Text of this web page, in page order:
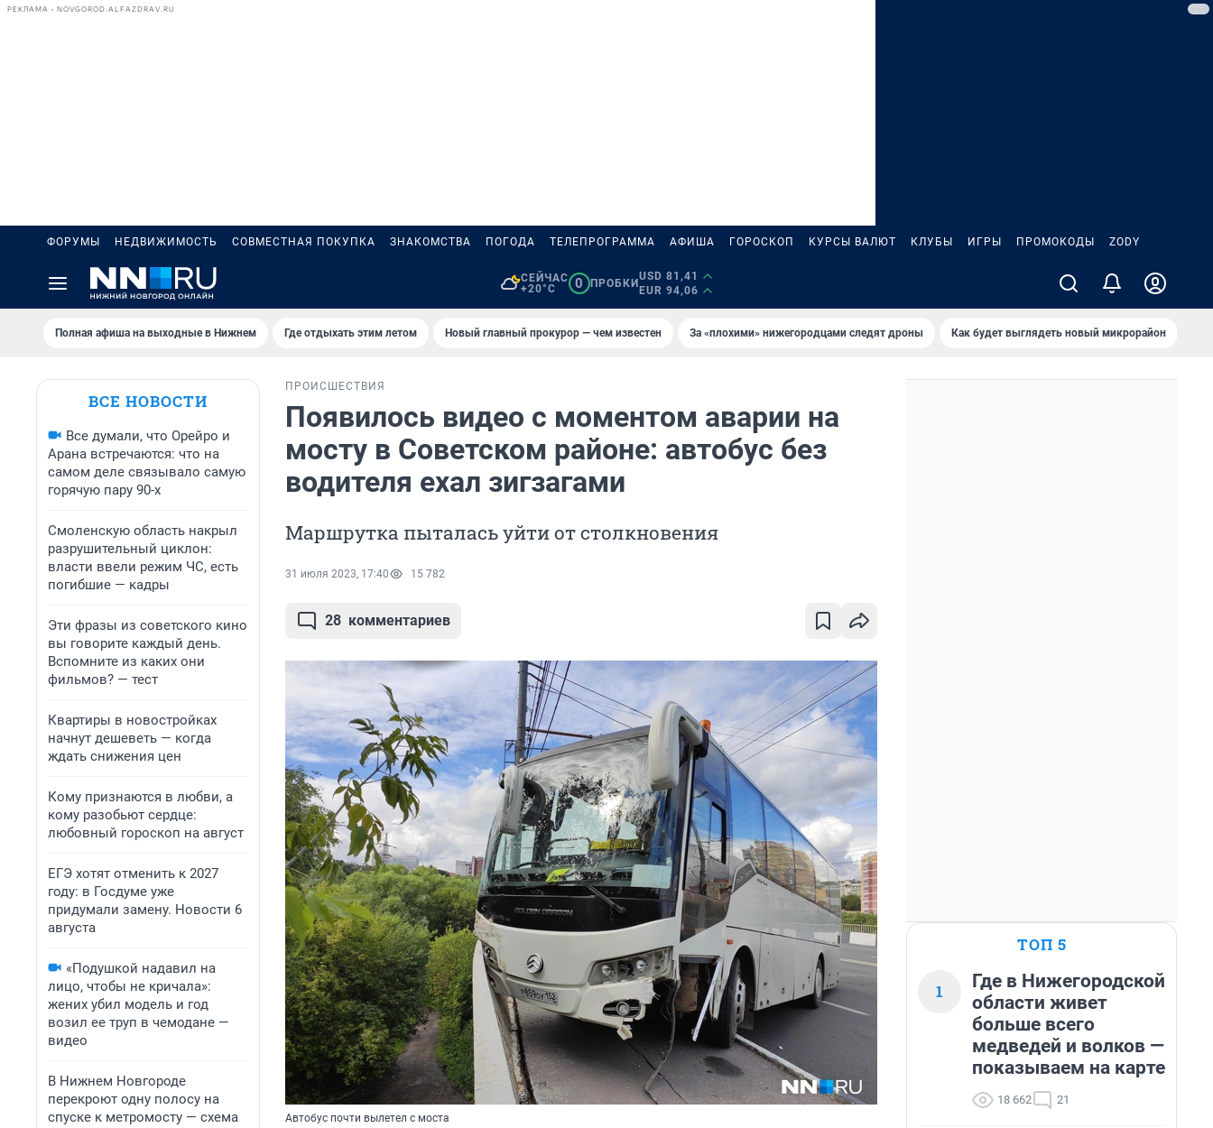
РЕКЛАМА • NOVGOROD.ALFAZDRAV.RU
ФОРУМЫ НЕДВИЖИМОСТЬ СОВМЕСТНАЯ ПОКУПКА ЗНАКОМСТВА ПОГОДА ТЕЛЕПРОГРАММА АФИША ГОРОСКОП КУРСЫ ВАЛЮТ КЛУБЫ ИГРЫ ПРОМОКОДЫ ZODY
СЕЙЧАС
+20°C
0 ПРОБКИ
USD 81,41
EUR 94,06
Полная афиша на выходные в Нижнем Где отдыхать этим летом Новый главный прокурор — чем известен За «плохими» нижегородцами следят дроны Как будет выглядеть новый микрорайон
ВСЕ НОВОСТИ
Все думали, что Орейро и
Арана встречаются: что на
самом деле связывало самую
горячую пару 90-х
Смоленскую область накрыл
разрушительный циклон:
власти ввели режим ЧС, есть
погибшие — кадры
Эти фразы из советского кино
вы говорите каждый день.
Вспомните из каких они
фильмов? — тест
Квартиры в новостройках
начнут дешеветь — когда
ждать снижения цен
Кому признаются в любви, а
кому разобьют сердце:
любовный гороскоп на август
ЕГЭ хотят отменить к 2027
году: в Госдуме уже
придумали замену. Новости 6
августа
«Подушкой надавил на
лицо, чтобы не кричала»:
жених убил модель и год
возил ее труп в чемодане —
видео
В Нижнем Новгороде
перекроют одну полосу на
спуске к метромосту — схема
ПРОИСШЕСТВИЯ
Появилось видео с моментом аварии на
мосту в Советском районе: автобус без
водителя ехал зигзагами
Маршрутка пыталась уйти от столкновения
31 июля 2023, 17:40 15 782
28 комментариев
Автобус почти вылетел с моста
ТОП 5
1
Где в Нижегородской
области живет
больше всего
медведей и волков —
показываем на карте
18 662 21